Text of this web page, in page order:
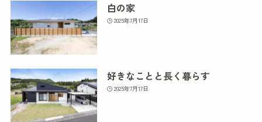
白の家
2025年7月17日
好きなことと長く暮らす
2025年7月17日